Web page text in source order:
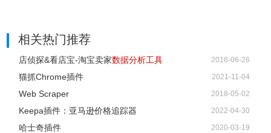
相关热门推荐
店侦探&看店宝-淘宝卖家数据分析工具 2018-06-26
猫抓Chrome插件 2021-11-04
Web Scraper 2018-05-02
Keepa插件：亚马逊价格追踪器 2022-04-30
哈士奇插件 2020-03-19